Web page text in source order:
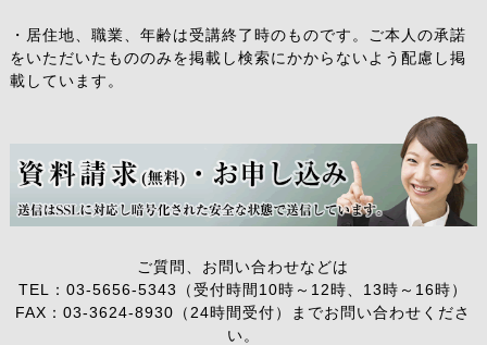
・居住地、職業、年齢は受講終了時のものです。ご本人の承諾
をいただいたもののみを掲載し検索にかからないよう配慮し掲
載しています。
ご質問、お問い合わせなどは
TEL：03-5656-5343（受付時間10時～12時、13時～16時）
FAX：03-3624-8930（24時間受付）までお問い合わせくださ
い。